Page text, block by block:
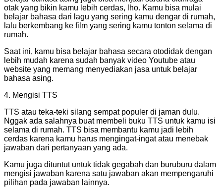
otak yang bikin kamu lebih cerdas, lho. Kamu bisa mulai
belajar bahasa dari lagu yang sering kamu dengar di rumah,
lalu berkembang ke film yang sering kamu tonton selama di
rumah.
Saat ini, kamu bisa belajar bahasa secara otodidak dengan
lebih mudah karena sudah banyak video Youtube atau
website yang memang menyediakan jasa untuk belajar
bahasa asing.
4. Mengisi TTS
TTS atau teka-teki silang sempat populer di jaman dulu.
Nggak ada salahnya buat membeli buku TTS untuk kamu isi
selama di rumah. TTS bisa membantu kamu jadi lebih
cerdas karena kamu harus mengingat-ingat atau menebak
jawaban dari pertanyaan yang ada.
Kamu juga dituntut untuk tidak gegabah dan buruburu dalam
mengisi jawaban karena satu jawaban akan mempengaruhi
pilihan pada jawaban lainnya.